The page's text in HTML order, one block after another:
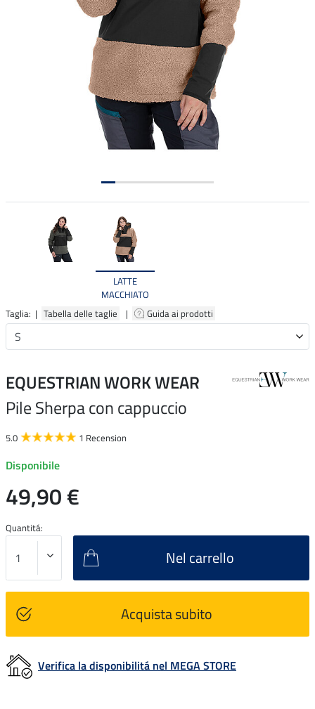
LATTE
MACCHIATO
Taglia: | Tabella delle taglie | Guida ai prodotti
EQUESTRIAN WORK WEAR
Pile Sherpa con cappuccio
5.0 1 Recension
Disponibile
49,90 €
Quantitá:
Nel carrello
Acquista subito
Verifica la disponibilitá nel MEGA STORE